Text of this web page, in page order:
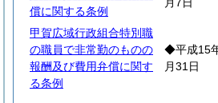
償に関する条例
甲賀広域行政組合特別職
の職員で非常勤のものの
報酬及び費用弁償に関す
る条例
◆平成15
月31日